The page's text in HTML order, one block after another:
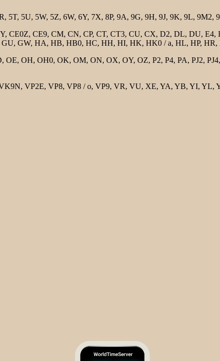
5U, 5W, 5Z, 6W, 6Y, 7X, 8P, 9A, 9G, 9H, 9J, 9K, 9L, 9M2,
CE0Z, CE9, CM, CN, CP, CT, CT3, CU, CX, D2, DL, DU,
GW, HA, HB, HB0, HC, HH, HI, HK, HK0 / a, HL, HP, HR,
OH, OH0, OK, OM, ON, OX, OY, OZ, P2, P4, PA, PJ2, PJ4,
VP2E, VP8, VP8 / o, VP9, ​​VR, VU, XE, YA, YB, YI, YL,